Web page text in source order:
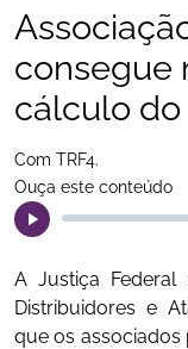
consegue
cálculo
Com TRF4.
Ouça este conteúdo
A Justiça
Distribuidores e
que os associados